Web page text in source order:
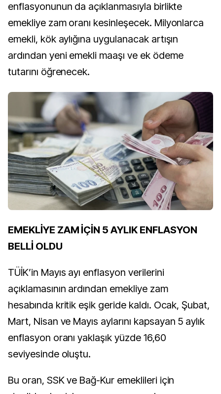
enflasyonunun da açıklanmasıyla birlikte
emekliye zam oranı kesinleşecek. Milyonlarca
emekli, kök aylığına uygulanacak artışın
ardından yeni emekli maaşı ve ek ödeme
tutarını öğrenecek.
EMEKLİYE ZAM İÇİN 5 AYLIK ENFLASYON
BELLİ OLDU
TÜİK’in Mayıs ayı enflasyon verilerini
açıklamasının ardından emekliye zam
hesabında kritik eşik geride kaldı. Ocak, Şubat,
Mart, Nisan ve Mayıs aylarını kapsayan 5 aylık
enflasyon oranı yaklaşık yüzde 16,60
seviyesinde oluştu.
Bu oran, SSK ve Bağ-Kur emeklileri için